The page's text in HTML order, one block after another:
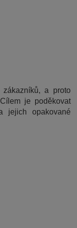
a proto
je poděkovat
jejich opakované